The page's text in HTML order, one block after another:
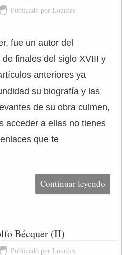
Publicado por Lourdes
fue un autor del
finales del siglo XVIII y
anteriores ya
su biografía y las
de su obra culmen,
acceder a ellas no tienes
que te
Continuar leyendo
Bécquer (II)
Publicado por Lourdes